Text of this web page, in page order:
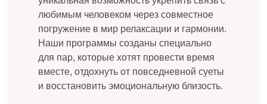
любимым человеком через совместное
погружение в мир релаксации и гармонии.
Наши программы созданы специально
для пар, которые хотят провести время
вместе, отдохнуть от повседневной суеты
и восстановить эмоциональную близость.